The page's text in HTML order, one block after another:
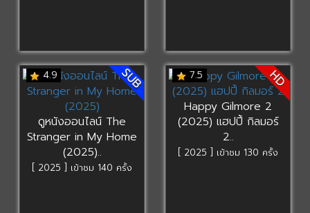
4.9 SUB
ดูหนังออนไลน์ The
Stranger in My Home
(2025)..
[ 2025 ] เข้าชม 140 ครั้ง
7.5 HD
Happy Gilmore 2
(2025) แฮปปี้ กิลมอร์
2..
[ 2025 ] เข้าชม 130 ครั้ง